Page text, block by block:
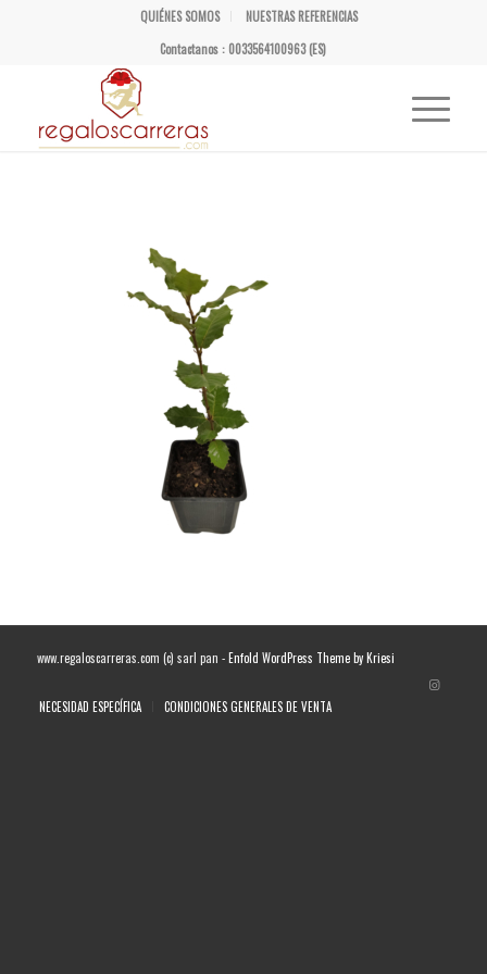
QUIÉNES SOMOS
NUESTRAS REFERENCIAS
Contactanos : 0033564100963 (ES)
www.regaloscarreras.com (c) sarl pan -Enfold WordPress Theme by Kriesi
NECESIDAD ESPECÍFICA CONDICIONES GENERALES DE VENTA